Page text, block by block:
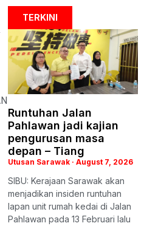
TERKINI
Runtuhan Jalan
Pahlawan jadi kajian
pengurusan masa
depan – Tiang
Utusan Sarawak August 7, 2026
SIBU: Kerajaan Sarawak akan
menjadikan insiden runtuhan
lapan unit rumah kedai di Jalan
Pahlawan pada 13 Februari lalu